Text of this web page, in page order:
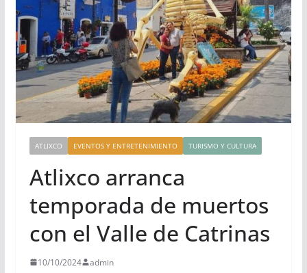
ATLIXCO EVENTOS Y ENTRETENIMIENTO TURISMO Y CULTURA
Atlixco arranca
temporada de muertos
con el Valle de Catrinas
10/10/2024 admin